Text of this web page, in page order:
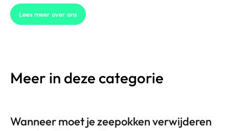
Lees meer over ons
Meer in deze categorie
Wanneer moet je zeepokken verwijderen